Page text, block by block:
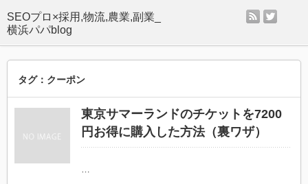
SEOプロ×採用,物流,農業,副業_
横浜パパblog
rss
タグ：クーポン
東京サマーランドのチケットを7200
円お得に購入した方法（裏ワザ）
…